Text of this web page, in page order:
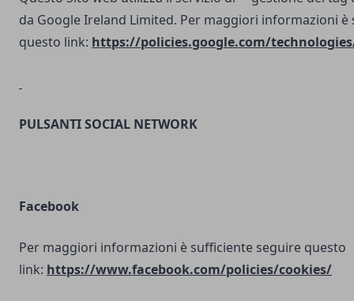
da Google Ireland Limited. Per maggiori informazioni
questo link: https://policies.google.com/
PULSANTI SOCIAL NETWORK
Facebook
Per maggiori informazioni è sufficiente seguire questo
link: https://www.facebook.com/policies/cookies/